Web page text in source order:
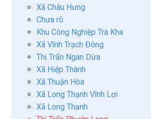
Xã Châu Hưng
Chưa rõ
Khu Công Nghiệp Trà Kha
Xã Vĩnh Trạch Đông
Thị Trấn Ngan Dừa
Xã Hiệp Thành
Xã Thuận Hòa
Xã Long Thạnh Vĩnh Lợi
Xã Long Thạnh